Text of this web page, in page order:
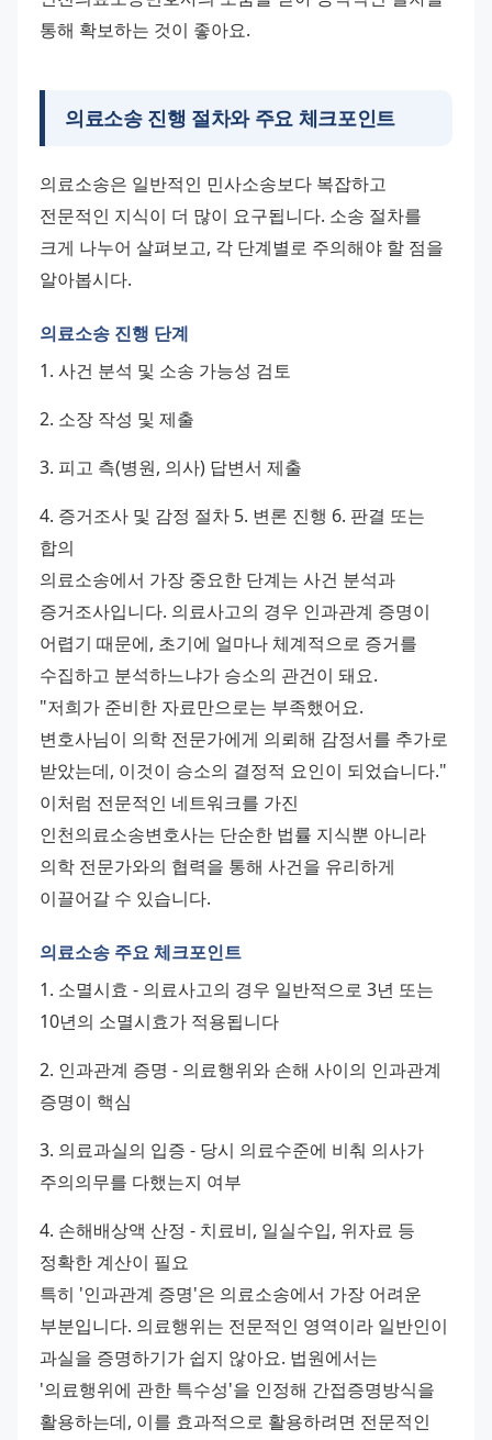
통해 확보하는 것이 좋아요.
의료소송 진행 절차와 주요 체크포인트
의료소송은 일반적인 민사소송보다 복잡하고
전문적인 지식이 더 많이 요구됩니다. 소송 절차를
크게 나누어 살펴보고, 각 단계별로 주의해야 할 점을
알아봅시다.
의료소송 진행 단계
1. 사건 분석 및 소송 가능성 검토
2. 소장 작성 및 제출
3. 피고 측(병원, 의사) 답변서 제출
4. 증거조사 및 감정 절차 5. 변론 진행 6. 판결 또는
합의
의료소송에서 가장 중요한 단계는 사건 분석과
증거조사입니다. 의료사고의 경우 인과관계 증명이
어렵기 때문에, 초기에 얼마나 체계적으로 증거를
수집하고 분석하느냐가 승소의 관건이 돼요.
"저희가 준비한 자료만으로는 부족했어요.
변호사님이 의학 전문가에게 의뢰해 감정서를 추가로
받았는데, 이것이 승소의 결정적 요인이 되었습니다."
이처럼 전문적인 네트워크를 가진
인천의료소송변호사는 단순한 법률 지식뿐 아니라
의학 전문가와의 협력을 통해 사건을 유리하게
이끌어갈 수 있습니다.
의료소송 주요 체크포인트
1. 소멸시효 - 의료사고의 경우 일반적으로 3년 또는
10년의 소멸시효가 적용됩니다
2. 인과관계 증명 - 의료행위와 손해 사이의 인과관계
증명이 핵심
3. 의료과실의 입증 - 당시 의료수준에 비춰 의사가
주의의무를 다했는지 여부
4. 손해배상액 산정 - 치료비, 일실수입, 위자료 등
정확한 계산이 필요
특히 '인과관계 증명'은 의료소송에서 가장 어려운
부분입니다. 의료행위는 전문적인 영역이라 일반인이
과실을 증명하기가 쉽지 않아요. 법원에서는
'의료행위에 관한 특수성'을 인정해 간접증명방식을
활용하는데, 이를 효과적으로 활용하려면 전문적인